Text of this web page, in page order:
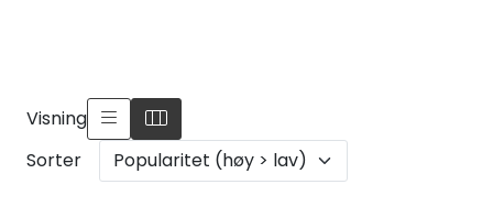
Visning
Sorter
VVS
Motor/Styring